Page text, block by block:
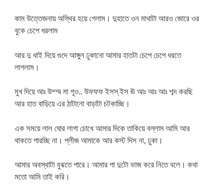
কাম উত্তেজনায় অস্থির হয়ে গেলাম। দুহাতে ওন মাথাটা আরও জোরে ওর
বুকে চেপে ধরলাম
আর দু থাই দিয়ে গুদে আঙ্গুল ঢুকানো আমার হাতটা চেপে চেপে ধরতে
লাগলাম।
মুখ দিয়ে আঃ উম্ম্ম মা গূও.. উফফফ ইসস্ ইস ঊ আঃ আঃ আঃ শব্দ করছি
আর হাত বাড়িয়ে এর ঠাটানো বাড়াটা চটকাচ্ছি।
এক সময়ে লাল ঘোর লাগা চোখে আমার দিকে তাকিয়ে বল্লাম আমি আর
থাকতে পারচ্ছি না। প্লীজ আমাকে আর কস্ট দিস না, ঢুকা।
আমার অবস্থাটা বুঝতে পারে। আমার পা দুটো ভাজ করে নিতে বলে। কথা
মতো আমি তাই করি।